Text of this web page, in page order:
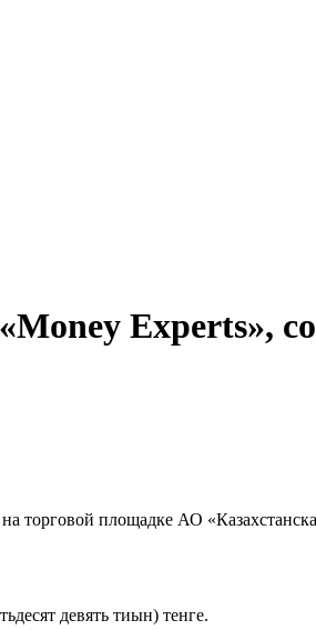
Experts»,
торговой площадке АО
девять тиын) тенге.